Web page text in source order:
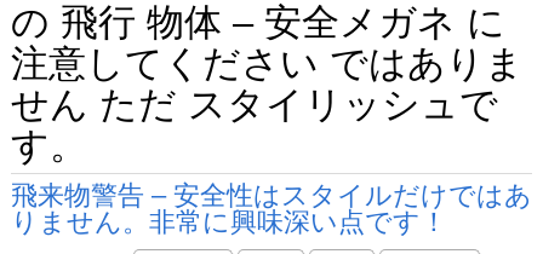
の 飛行 物体 – 安全メガネ に
注意してください ではありま
せん ただ スタイリッシュで
す。
飛来物警告 – 安全性はスタイルだけではあ
りません。非常に興味深い点です！